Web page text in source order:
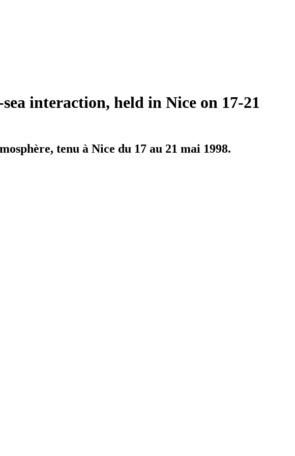
interaction, held in Nice on 17-21
tenu à Nice du 17 au 21 mai 1998.